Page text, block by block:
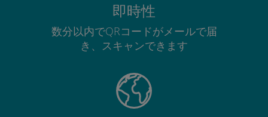
即時性
数分以内でQRコードがメールで届
き、スキャンできます